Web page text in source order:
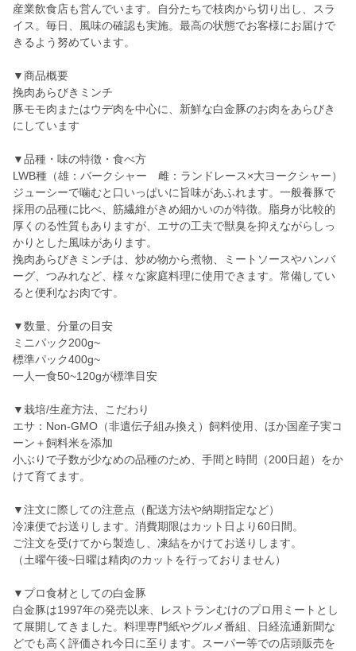
産業飲食店も営んでいます。自分たちで枝肉から切り出し、スラ
イス。毎日、風味の確認も実施。最高の状態でお客様にお届けで
きるよう努めています。
▼商品概要
挽肉あらびきミンチ
豚モモ肉またはウデ肉を中心に、新鮮な白金豚のお肉をあらびき
にしています
▼品種・味の特徴・食べ方
LWB種（雄：バークシャー 雌：ランドレース×大ヨークシャー）
ジューシーで噛むと口いっぱいに旨味があふれます。一般養豚で
採用の品種に比べ、筋繊維がきめ細かいのが特徴。脂身が比較的
厚くのる性質もありますが、エサの工夫で獣臭を抑えながらしっ
かりとした風味があります。
挽肉あらびきミンチは、炒め物から煮物、ミートソースやハンバ
ーグ、つみれなど、様々な家庭料理に使用できます。常備してい
ると便利なお肉です。
▼数量、分量の目安
ミニパック200g~
標準パック400g~
一人一食50~120gが標準目安
▼栽培/生産方法、こだわり
エサ：Non-GMO（非遺伝子組み換え）飼料使用、ほか国産子実コ
ーン＋飼料米を添加
小ぶりで子数が少なめの品種のため、手間と時間（200日超）をか
けて育てます。
▼注文に際しての注意点（配送方法や納期指定など）
冷凍便でお送りします。消費期限はカット日より60日間。
ご注文を受けてから製造し、凍結をかけてお送りします。
（土曜午後~日曜は精肉のカットを行っておりません）
▼プロ食材としての白金豚
白金豚は1997年の発売以来、レストランむけのプロ用ミートとし
て展開してきました。料理専門紙やグルメ番組、日経流通新聞な
どでも高く評価され今日に至ります。スーパー等での店頭販売を